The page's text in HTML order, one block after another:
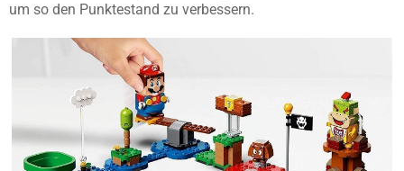
um so den Punktestand zu verbessern.